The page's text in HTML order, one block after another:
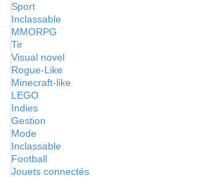
Sport
Inclassable
MMORPG
Tir
Visual novel
Rogue-Like
Minecraft-like
LEGO
Indies
Gestion
Mode
Inclassable
Football
Jouets connectés